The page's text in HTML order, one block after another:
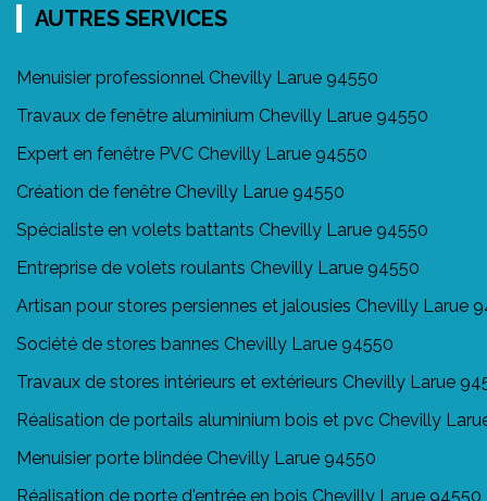
AUTRES SERVICES
Menuisier professionnel Chevilly Larue 94550
Travaux de fenêtre aluminium Chevilly Larue 94550
Expert en fenêtre PVC Chevilly Larue 94550
Création de fenêtre Chevilly Larue 94550
Spécialiste en volets battants Chevilly Larue 94550
Entreprise de volets roulants Chevilly Larue 94550
Artisan pour stores persiennes et jalousies Chevilly Larue
Société de stores bannes Chevilly Larue 94550
Travaux de stores intérieurs et extérieurs Chevilly Larue
Réalisation de portails aluminium bois et pvc Chevilly
Menuisier porte blindée Chevilly Larue 94550
Réalisation de porte d'entrée en bois Chevilly Larue 94550